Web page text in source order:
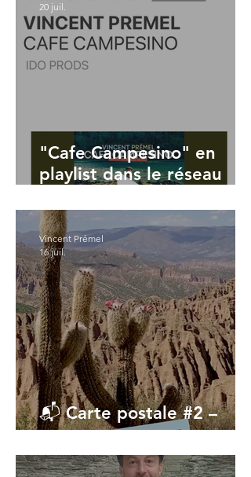
"Cafe Campesino" en
playlist dans le réseau
20 juil.
📬 Carte postale #2 –
Vincent Prémel
16 juil.